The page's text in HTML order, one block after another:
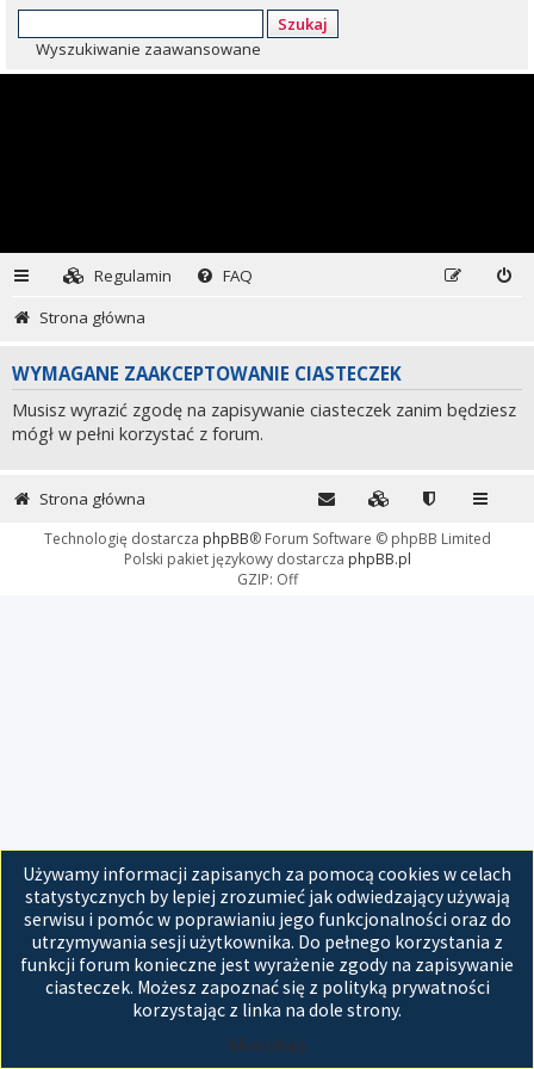
Szukaj
Wyszukiwanie zaawansowane
Regulamin
FAQ
Strona główna
WYMAGANE ZAAKCEPTOWANIE CIASTECZEK
Musisz wyrazić zgodę na zapisywanie ciasteczek zanim będziesz
mógł w pełni korzystać z forum.
Używamy informacji zapisanych za pomocą cookies w celach
statystycznych by lepiej zrozumieć jak odwiedzający używają
serwisu i pomóc w poprawianiu jego funkcjonalności oraz do
utrzymywania sesji użytkownika. Do pełnego korzystania z
funkcji forum konieczne jest wyrażenie zgody na zapisywanie
ciasteczek. Możesz zapoznać się z polityką prywatności
korzystając z linka na dole strony.
Akceptuję
Strona główna
Technologię dostarcza phpBB® Forum Software © phpBB Limited
Polski pakiet językowy dostarcza phpBB.pl
GZIP: Off